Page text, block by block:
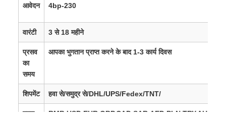
आवेदन 4bp-230
वारंटी 3 से 18 महीने
प्रसव
का
समय
आपका भुगतान प्राप्त करने के बाद 1-3 कार्य दिवस
शिपमेंट हवा से/समुद्र से/DHL/UPS/Fedex/TNT/
मुद्रा